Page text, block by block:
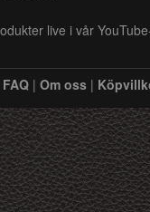
live i vår
FAQ| Om oss|